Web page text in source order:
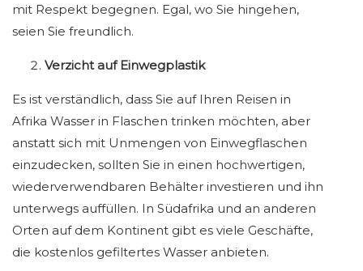
mit Respekt begegnen. Egal, wo Sie hingehen,
seien Sie freundlich.
Verzicht auf Einwegplastik
Es ist verständlich, dass Sie auf Ihren Reisen in
Afrika Wasser in Flaschen trinken möchten, aber
anstatt sich mit Unmengen von Einwegflaschen
einzudecken, sollten Sie in einen hochwertigen,
wiederverwendbaren Behälter investieren und ihn
unterwegs auffüllen. In Südafrika und an anderen
Orten auf dem Kontinent gibt es viele Geschäfte,
die kostenlos gefiltertes Wasser anbieten.